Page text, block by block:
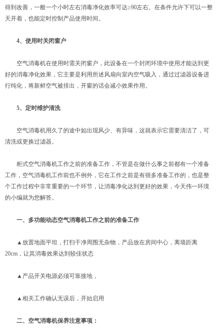
得到改善，一般一个小时左右消毒净化效率可达≥90左右。在条件允许下可以一整
天开着，也能定时控制产品使用时间。
4、使用时关闭窗户
空气消毒机在使用时需关闭窗户，此设备在一个封闭环境中使用才能达到更
好的消毒净化效果，它主要是利用所述风扇向室内空气吸入，通过过滤器设备进
行纯化，将新鲜空气被排出，开窗的话会减小效果作用。
5、定时维护清洗
空气消毒机用久了的途中如出现风少、有异味，这就表示它需要清洁了，可
清洗或更换过滤器。
柜式空气消毒机工作之前的准备工作，不管是在做什么事之前都有一个准备
工作，空气消毒机工作前也不例外，它在工作之前是有很多准备工作的，也是整
个工作过程中非常重要的一个环节，让消毒净化达到更好的效果，今天伟一环境
的小编就为您解答。
一、多功能动态空气消毒机工作之前的准备工作
▲放置地面平坦，打扫干净周围无杂物，产品放在房间中心，离墙距离
20cm，让其消毒效果达到较佳状态
▲产品开关电源必须可靠接地，
▲相关工作确认无误后，开始启用
二、空气消毒机保养注意事项：